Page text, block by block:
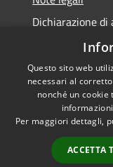
Dichiarazione di
Obiettivi di
RSS
Accessibilità
Questo sito web
necessari al
nonché un
Per maggiori dettagli,
ACCETTA